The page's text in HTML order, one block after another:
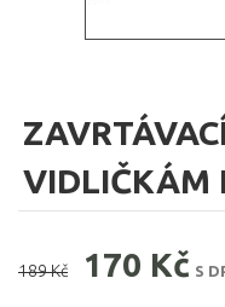
VIDLIČKÁM
189 Kč 170 Kč S